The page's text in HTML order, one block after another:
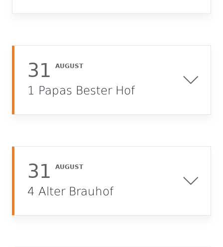
31 AUGUST
1 Papas Bester Hof
31 AUGUST
4 Alter Brauhof